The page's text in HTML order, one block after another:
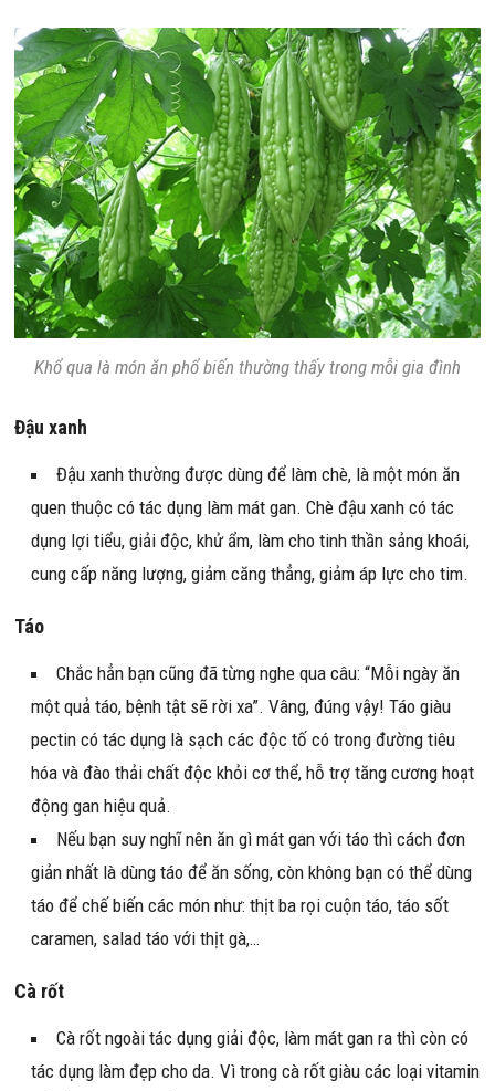
Khổ qua là món ăn phổ biến thường thấy trong mỗi gia đình
Đậu xanh
Đậu xanh thường được dùng để làm chè, là một món ăn
quen thuộc có tác dụng làm mát gan. Chè đậu xanh có tác
dụng lợi tiểu, giải độc, khử ẩm, làm cho tinh thần sảng khoái,
cung cấp năng lượng, giảm căng thẳng, giảm áp lực cho tim.
Táo
Chắc hẳn bạn cũng đã từng nghe qua câu: “Mỗi ngày ăn
một quả táo, bệnh tật sẽ rời xa”. Vâng, đúng vậy! Táo giàu
pectin có tác dụng là sạch các độc tố có trong đường tiêu
hóa và đào thải chất độc khỏi cơ thể, hỗ trợ tăng cương hoạt
động gan hiệu quả.
Nếu bạn suy nghĩ nên ăn gì mát gan với táo thì cách đơn
giản nhất là dùng táo để ăn sống, còn không bạn có thể dùng
táo để chế biến các món như: thịt ba rọi cuộn táo, táo sốt
caramen, salad táo với thịt gà,…
Cà rốt
Cà rốt ngoài tác dụng giải độc, làm mát gan ra thì còn có
tác dụng làm đẹp cho da. Vì trong cà rốt giàu các loại vitamin